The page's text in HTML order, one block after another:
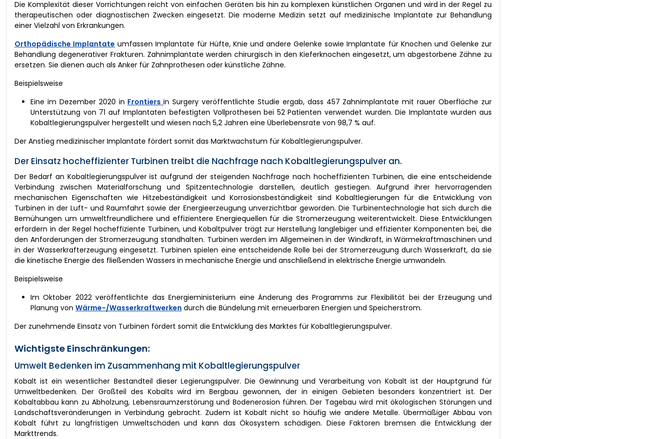
Die Komplexität dieser Vorrichtungen reicht von einfachen Geräten bis hin zu komplexen künstlichen Organen und wird in der Regel zu
therapeutischen oder diagnostischen Zwecken eingesetzt. Die moderne Medizin setzt auf medizinische Implantate zur Behandlung
einer Vielzahl von Erkrankungen.
Orthopädische Implantate umfassen Implantate für Hüfte, Knie und andere Gelenke sowie Implantate für Knochen und Gelenke zur
Behandlung degenerativer Frakturen. Zahnimplantate werden chirurgisch in den Kieferknochen eingesetzt, um abgestorbene Zähne zu
ersetzen. Sie dienen auch als Anker für Zahnprothesen oder künstliche Zähne.
Beispielsweise
Eine im Dezember 2020 in Frontiersin Surgery veröffentlichte Studie ergab, dass 457 Zahnimplantate mit rauer Oberfläche zur
Unterstützung von 71 auf Implantaten befestigten Vollprothesen bei 52 Patienten verwendet wurden. Die Implantate wurden aus
Kobaltlegierungspulver hergestellt und wiesen nach 5,2 Jahren eine Überlebensrate von 98,7 % auf.
Der Anstieg medizinischer Implantate fördert somit das Marktwachstum für Kobaltlegierungspulver.
Der Einsatz hocheffizienter Turbinen treibt die Nachfrage nach Kobaltlegierungspulver an.
Der Bedarf an Kobaltlegierungspulver ist aufgrund der steigenden Nachfrage nach hocheffizienten Turbinen, die eine entscheidende
Verbindung zwischen Materialforschung und Spitzentechnologie darstellen, deutlich gestiegen. Aufgrund ihrer hervorragenden
mechanischen Eigenschaften wie Hitzebeständigkeit und Korrosionsbeständigkeit sind Kobaltlegierungen für die Entwicklung von
Turbinen in der Luft- und Raumfahrt sowie der Energieerzeugung unverzichtbar geworden. Die Turbinentechnologie hat sich durch die
Bemühungen um umweltfreundlichere und effizientere Energiequellen für die Stromerzeugung weiterentwickelt. Diese Entwicklungen
erfordern in der Regel hocheffiziente Turbinen, und Kobaltpulver trägt zur Herstellung langlebiger und effizienter Komponenten bei, die
den Anforderungen der Stromerzeugung standhalten. Turbinen werden im Allgemeinen in der Windkraft, in Wärmekraftmaschinen und
in der Wasserkrafterzeugung eingesetzt. Turbinen spielen eine entscheidende Rolle bei der Stromerzeugung durch Wasserkraft, da sie
die kinetische Energie des fließenden Wassers in mechanische Energie und anschließend in elektrische Energie umwandeln.
Beispielsweise
Im Oktober 2022 veröffentlichte das Energieministerium eine Änderung des Programms zur Flexibilität bei der Erzeugung und
Planung von Wärme-/Wasserkraftwerken durch die Bündelung mit erneuerbaren Energien und Speicherstrom.
Der zunehmende Einsatz von Turbinen fördert somit die Entwicklung des Marktes für Kobaltlegierungspulver.
Wichtigste Einschränkungen:
Umwelt Bedenken im Zusammenhang mit Kobaltlegierungspulver
Kobalt ist ein wesentlicher Bestandteil dieser Legierungspulver. Die Gewinnung und Verarbeitung von Kobalt ist der Hauptgrund für
Umweltbedenken. Der Großteil des Kobalts wird im Bergbau gewonnen, der in einigen Gebieten besonders konzentriert ist. Der
Kobaltabbau kann zu Abholzung, Lebensraumzerstörung und Bodenerosion führen. Der Tagebau wird mit ökologischen Störungen und
Landschaftsveränderungen in Verbindung gebracht. Zudem ist Kobalt nicht so häufig wie andere Metalle. Übermäßiger Abbau von
Kobalt führt zu langfristigen Umweltschäden und kann das Ökosystem schädigen. Diese Faktoren bremsen die Entwicklung der
Markttrends.